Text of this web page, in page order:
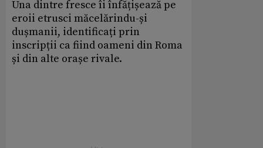
Una dintre fresce îi înfățișează pe
eroii etrusci măcelărindu-și
dușmanii, identificați prin
inscripții ca fiind oameni din Roma
și din alte orașe rivale.